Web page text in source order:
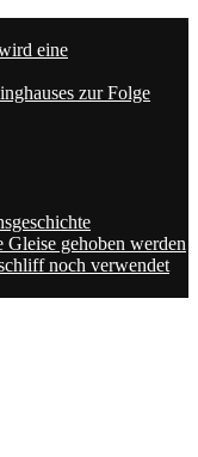
eine
zur Folge
gehoben werden
noch verwendet